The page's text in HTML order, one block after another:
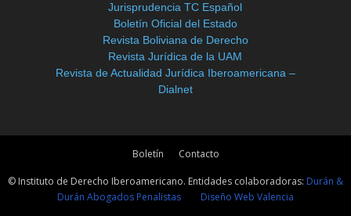
Jurisprudencia TC Español
Boletín Oficial del Estado
Revista Boliviana de Derecho
Revista Jurídica de la UAM
Revista de Actualidad Jurídica Iberoamericana –
Dialnet
Boletín Contacto
© Instituto de Derecho Iberoamericano. Entidades colaboradoras: Durán &
Durán Abogados Penalistas
Diseño Web Valencia